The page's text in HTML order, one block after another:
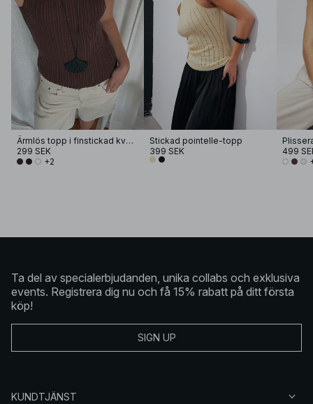
Ärmlös topp i finstickad kvalitet
299 SEK
+2
Stickad pointelle-topp
399 SEK
499
Ta del av specialerbjudanden, unika collabs och exklusiva
events. Registrera dig nu och få 15% rabatt på ditt första
köp!
SIGN UP
KUNDTJÄNST